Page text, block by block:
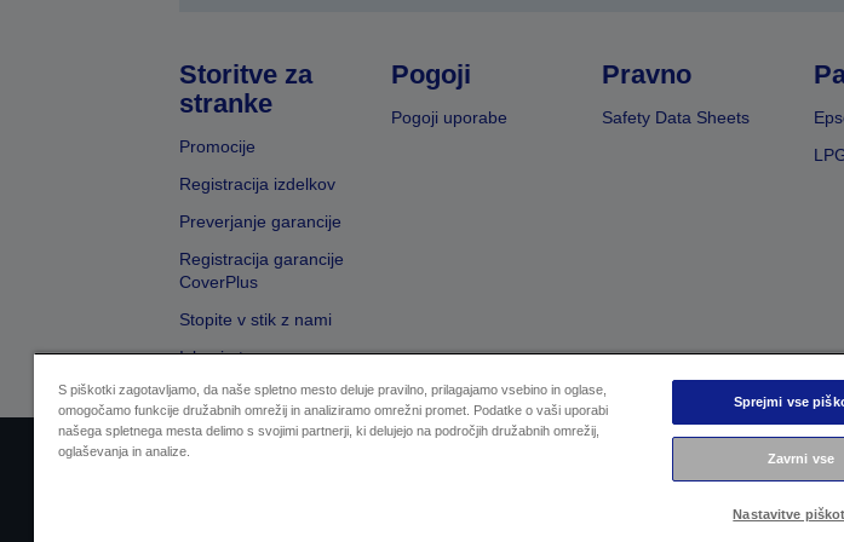
Storitve za
stranke
Promocije
Registracija izdelkov
Preverjanje garancije
Registracija garancije
CoverPlus
Stopite v stik z nami
Iskanje trgovcev
Pogoji
Pogoji uporabe
Pravno
Safety Data Sheets
EU Data Act Compliance
S piškotki zagotavljamo, da naše spletno mesto deluje pravilno, prilagajamo vsebino in oglase,
omogočamo funkcije družabnih omrežij in analiziramo omrežni promet. Podatke o vaši uporabi
našega spletnega mesta delimo s svojimi partnerji, ki delujejo na področjih družabnih omrežij,
oglaševanja in analize.
Sprejmi vse
Zavrni vse
Nastavitve